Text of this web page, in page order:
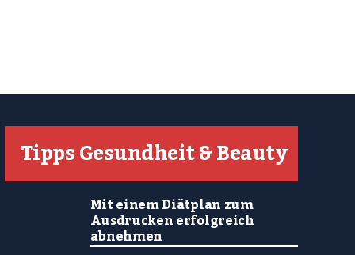
Tipps Gesundheit & Beauty
Mit einem Diätplan zum
Ausdrucken erfolgreich
abnehmen